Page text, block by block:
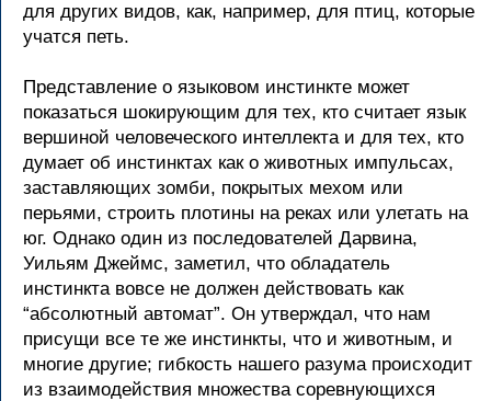
для других видов, как, например, для птиц, которые
учатся петь.
Представление о языковом инстинкте может
показаться шокирующим для тех, кто считает язык
вершиной человеческого интеллекта и для тех, кто
думает об инстинктах как о животных импульсах,
заставляющих зомби, покрытых мехом или
перьями, строить плотины на реках или улетать на
юг. Однако один из последователей Дарвина,
Уильям Джеймс, заметил, что обладатель
инстинкта вовсе не должен действовать как
“абсолютный автомат”. Он утверждал, что нам
присущи все те же инстинкты, что и животным, и
многие другие; гибкость нашего разума происходит
из взаимодействия множества соревнующихся